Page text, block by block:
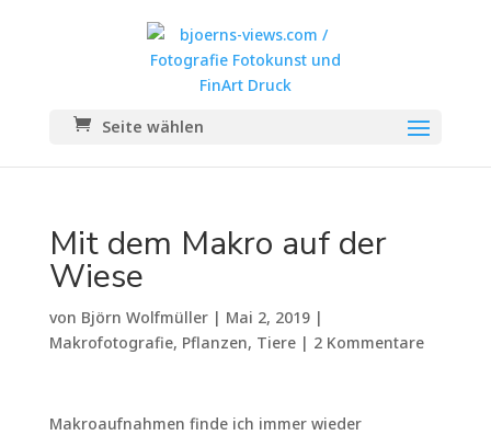
Seite wählen
Mit dem Makro auf der
Wiese
von Björn Wolfmüller| Mai 2, 2019|
Makrofotografie, Pflanzen, Tiere| 2 Kommentare
Makroaufnahmen finde ich immer wieder